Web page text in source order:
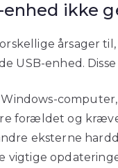
ikke
årsager
USB-enhed.
forældet og
eksterne
vigtige